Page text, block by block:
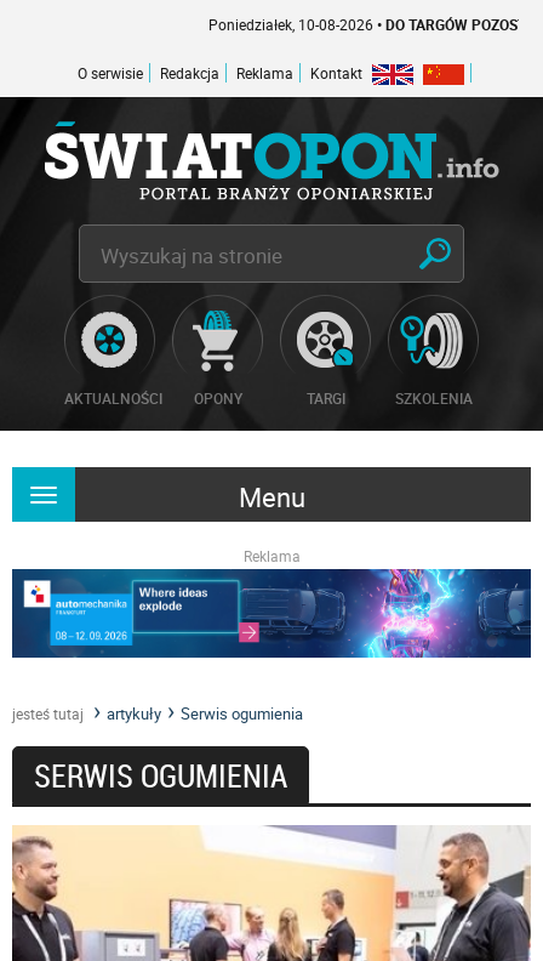
Poniedziałek, 10-08-2026• DO TARGÓW POZOSTAŁO -1
O serwisie Redakcja Reklama Kontakt
AKTUALNOŚCI OPONY TARGI SZKOLENIA
Menu
Rozwiń
Reklama
jesteś tutaj artykuły Serwis ogumienia
SERWIS OGUMIENIA